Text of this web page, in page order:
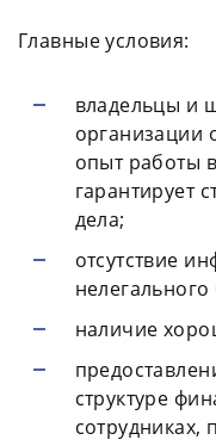
Главные условия:
владельцы и
организации
опыт работы
гарантирует
дела;
отсутствие
нелегального
наличие
структуре
сотрудниках,